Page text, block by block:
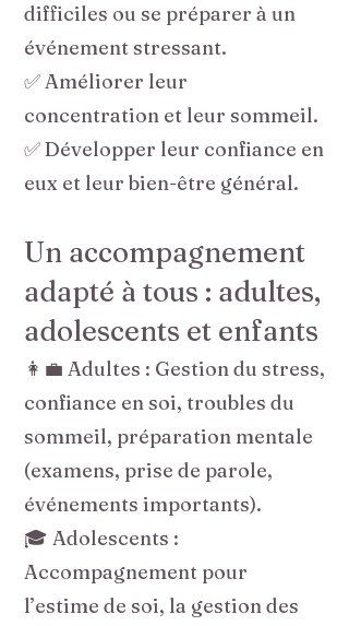
difficiles ou se préparer à un
événement stressant.
✅ Améliorer leur
concentration et leur sommeil.
✅ Développer leur confiance en
eux et leur bien-être général.
Un accompagnement
adapté à tous : adultes,
adolescents et enfants
👩‍💼 Adultes : Gestion du stress,
confiance en soi, troubles du
sommeil, préparation mentale
(examens, prise de parole,
événements importants).
🎓 Adolescents :
Accompagnement pour
l’estime de soi, la gestion des